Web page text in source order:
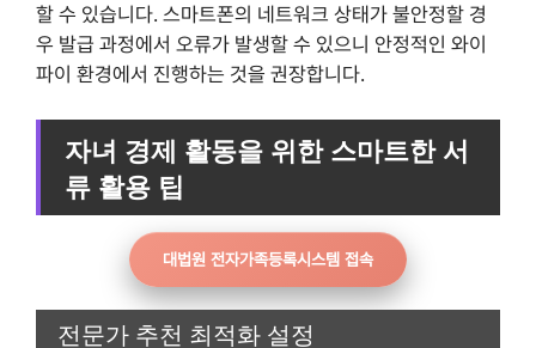
할 수 있습니다. 스마트폰의 네트워크 상태가 불안정할 경
우 발급 과정에서 오류가 발생할 수 있으니 안정적인 와이
파이 환경에서 진행하는 것을 권장합니다.
자녀 경제 활동을 위한 스마트한 서
류 활용 팁
대법원 전자가족등록시스템 접속
전문가 추천 최적화 설정